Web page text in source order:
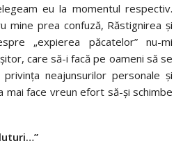
eu la momentul respectiv.
mine prea confuză, Răstignirea și
„expierea păcatelor” nu-mi
care să-i facă pe oameni să se
neajunsurilor personale și
mai face vreun efort să-și schimbe